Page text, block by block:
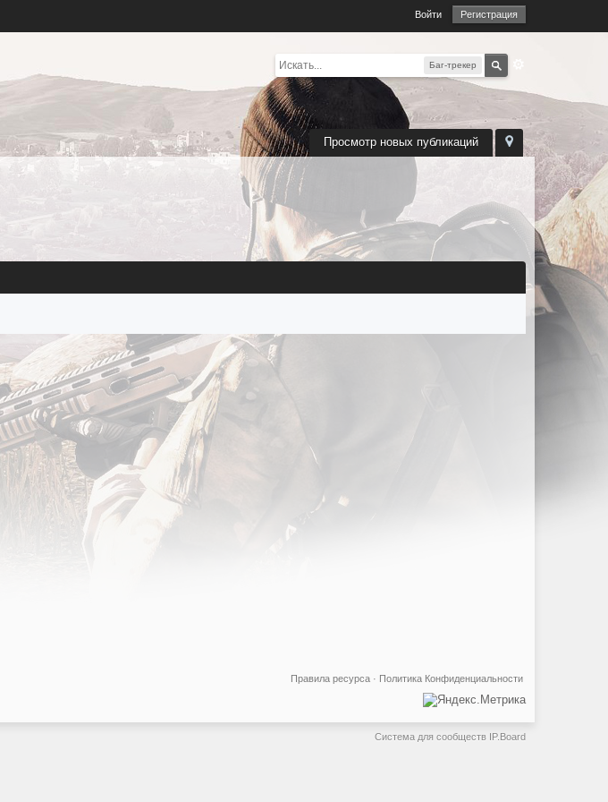
Войти Регистрация
Баг-трекер
Просмотр новых публикаций
Политика Конфиденциальности
Правила ресурса ·
Система для сообществ IP.Board